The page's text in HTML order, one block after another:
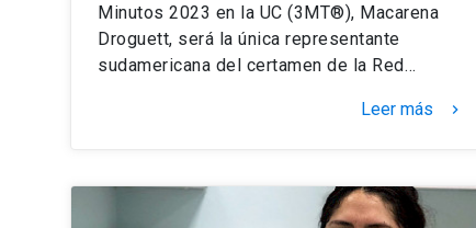
Minutos 2023 en la UC (3MT®), Macarena
Droguett, será la única representante
sudamericana del certamen de la Red…
Leer más keyboard_arrow_right